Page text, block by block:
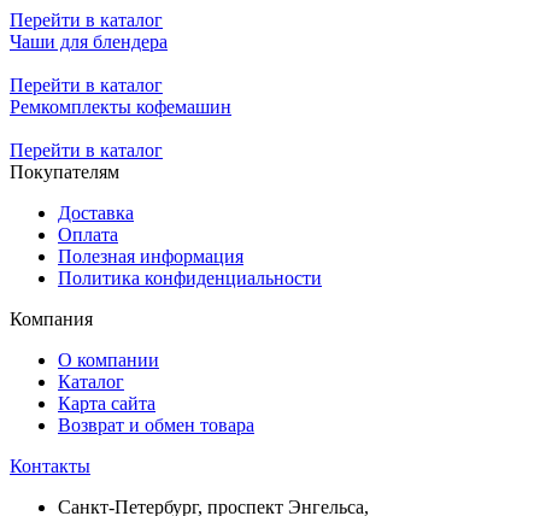
Перейти в каталог
Чаши для блендера
Перейти в каталог
Ремкомплекты кофемашин
Перейти в каталог
Покупателям
Доставка
Оплата
Полезная информация
Политика конфиденциальности
Компания
О компании
Каталог
Карта сайта
Возврат и обмен товара
Контакты
Санкт-Петербург, проспект Энгельса,